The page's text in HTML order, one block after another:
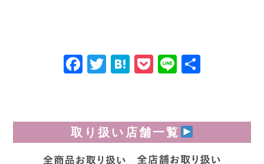
Facebook
Twitter
Hatena
Pocket
Line
取り扱い店舗一覧